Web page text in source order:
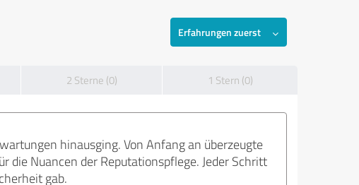
Erfahrungen zuerst
2 Sterne (0) 1 Stern (0)
hinausging. Von Anfang an überzeugte
die Nuancen der Reputationspflege. Jeder Schritt
gab.